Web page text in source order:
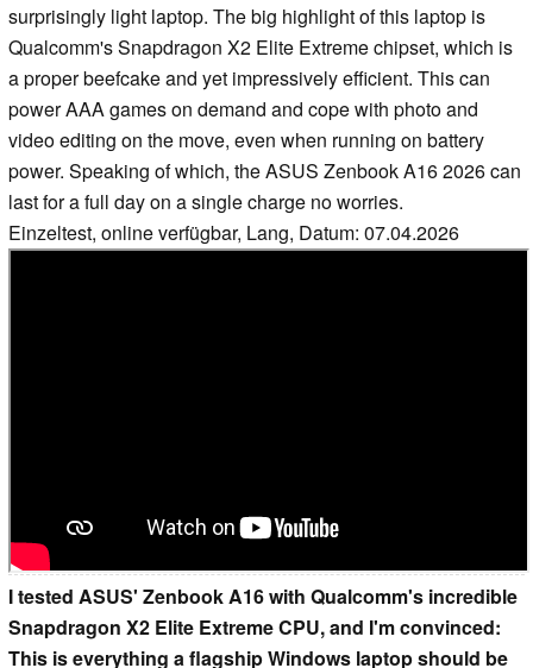
surprisingly light laptop. The big highlight of this laptop is
Qualcomm's Snapdragon X2 Elite Extreme chipset, which is
a proper beefcake and yet impressively efficient. This can
power AAA games on demand and cope with photo and
video editing on the move, even when running on battery
power. Speaking of which, the ASUS Zenbook A16 2026 can
last for a full day on a single charge no worries.
Einzeltest, online verfügbar, Lang, Datum: 07.04.2026
I tested ASUS' Zenbook A16 with Qualcomm's incredible
Snapdragon X2 Elite Extreme CPU, and I'm convinced:
This is everything a flagship Windows laptop should be